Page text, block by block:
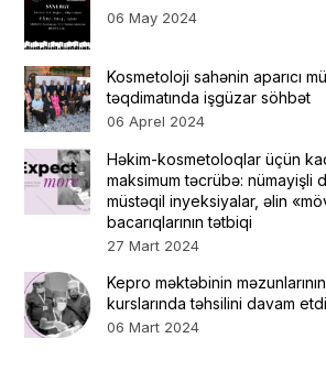
06 May 2024
Kosmetoloji sahənin aparıcı
təqdimatında işgüzar söhbət
06 Aprel 2024
Həkim-kosmetoloqlar üçün
maksimum təcrübə: nümayişli
müstəqil inyeksiyalar, əlin
bacarıqlarının tətbiqi
27 Mart 2024
Kepro məktəbinin
kurslarında təhsilini davam
06 Mart 2024